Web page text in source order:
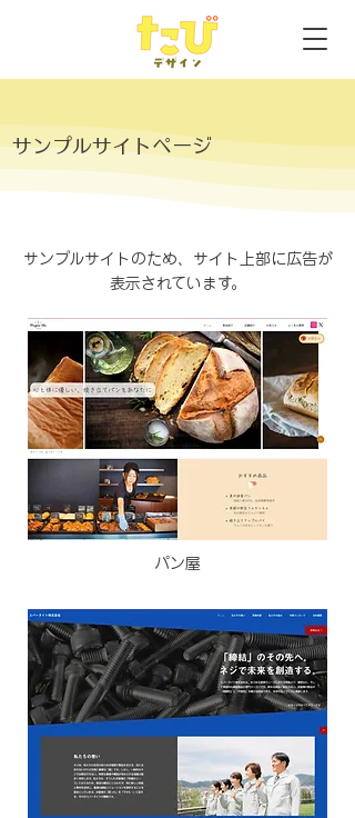
サンプルサイトページ
サンプルサイトのため、サイト上部に広告が
表示されています。
パン屋